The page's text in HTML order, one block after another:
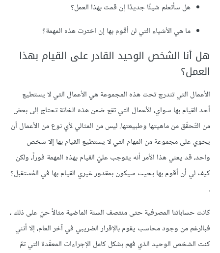
هل سأتعلم شيئًا جديدًا إن قمت بهذا العمل؟
ما هي الأشياء التي لن أقوم بها إن اخترت هذه المهمة؟
هل أنا الشخص الوحيد القادر على القيام بهذا
العمل؟
الأعمال التي تندرج تحت هذه المجموعة هي الأعمال التي لا يستطيع
أحد القيام بها سواي، الأعمال التي تقع ضمن هذه الخانة تحتاج إلى بعض
من التّحقّق من ماهيتها وطبيعتها. ليس من المثالي لأي نوع من الأعمال أن
يحوي على مجموعة من المهام التي لا يستطيع القيام بها إلا شخص
واحد، قد يعني هذا الأمر أنه يتوجب عليّ القيام بهذه المهمة فوراً، ولكن
كيف لي أن أقوم بها بحيث سيكون بمقدور غيري القيام بها في المُستقبل؟
.
كانت حساباتنا المصرفية حتى منتصف السنة الماضية مثالاً حيّ على ذلك ،
فبالرغم من وجود محاسب يقوم بالإقرار الضريبي في آخر العام، إلا أنني
كنت الشخص الوحيد الذي فهم بشكل كامل الإجراءات المعقّدة التي تمّ